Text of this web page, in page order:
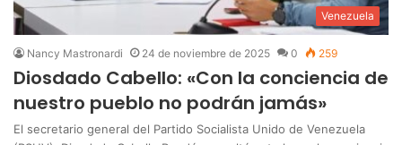
Venezuela
Nancy Mastronardi 24 de noviembre de 2025 0 259
Diosdado Cabello: «Con la conciencia de
nuestro pueblo no podrán jamás»
El secretario general del Partido Socialista Unido de Venezuela